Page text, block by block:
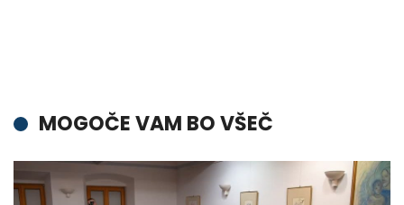
MOGOČE VAM BO VŠEČ